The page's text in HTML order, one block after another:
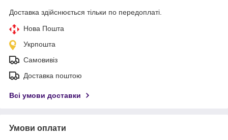
Доставка здійснюється тільки по передоплаті.
Нова Пошта
Укрпошта
Самовивіз
Доставка поштою
Всі умови доставки
Умови оплати